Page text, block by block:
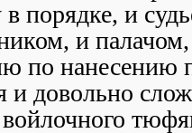
порядке, и
и
по нанесению
и довольно